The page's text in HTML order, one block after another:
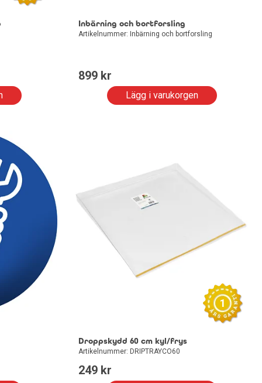
Inbärning och bortforsling
Artikelnummer: Inbärning och bortforsling
899 kr
Lägg i varukorgen
1
Droppskydd 60 cm kyl/frys
Artikelnummer: DRIPTRAYCO60
249 kr